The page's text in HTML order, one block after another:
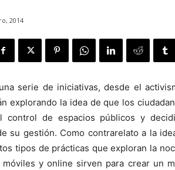
2014
serie de iniciativas, desde el
explorando la idea de que los
control de espacios públicos y
su gestión. Como contrarelato a la
tipos de prácticas que exploran la
y online sirven para crear un